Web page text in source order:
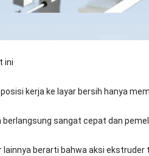
ini
kerja ke layar bersih hanya
sangat cepat dan
lainnya berarti bahwa aksi ekstruder